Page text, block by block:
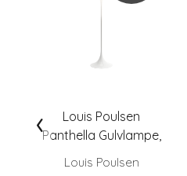
Louis Poulsen
Panthella Gulvlampe,
Hvit Opal
Louis Poulsen
‹